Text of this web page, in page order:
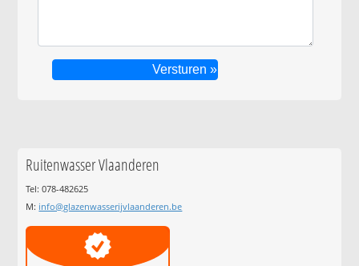
Ruitenwasser Vlaanderen
Tel: 078-482625
M: info@glazenwasserijvlaanderen.be